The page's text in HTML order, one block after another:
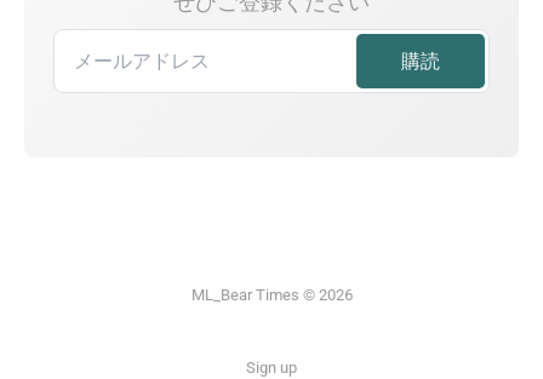
ML_Bear Times © 2026
Sign up